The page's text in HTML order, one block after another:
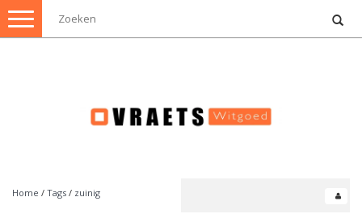
Toggle
navigation
Home / Tags / zuinig